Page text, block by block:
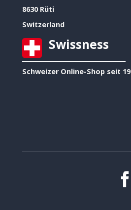
8630 Rüti
Switzerland
Swissness
Schweizer Online-Shop seit